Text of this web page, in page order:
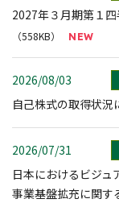
2027年３月期第１
（558KB）
2026/08/03
自己株式の取得状況
2026/07/31
日本におけるビジュ
事業基盤拡充に関す